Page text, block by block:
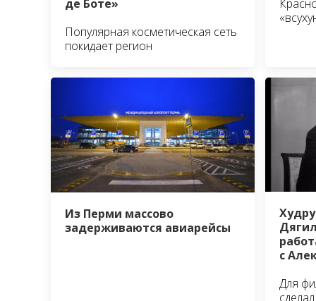
де Боте»
Популярная косметическая сеть
покидает регион
Из Перми массово
задерживаются авиарейсы
с
Для